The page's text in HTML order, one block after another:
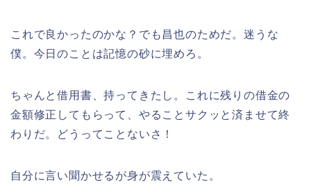
これで良かったのかな？でも昌也のためだ。迷うな
僕。今日のことは記憶の砂に埋めろ。
ちゃんと借用書、持ってきたし。これに残りの借金の
金額修正してもらって、やることサクッと済ませて終
わりだ。どうってことないさ！
自分に言い聞かせるが身が震えていた。